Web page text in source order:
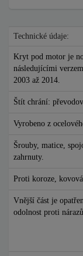
Technické údaje:
Kryt pod motor je
následujícími
2003 až 2014.
Štít chrání:
Vyrobeno z
Šrouby, matice,
zahrnuty.
Proti koroze,
Vnější část je
odolnost proti